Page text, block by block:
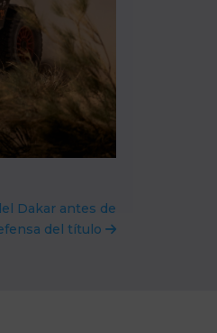
Dakar antes de
del título